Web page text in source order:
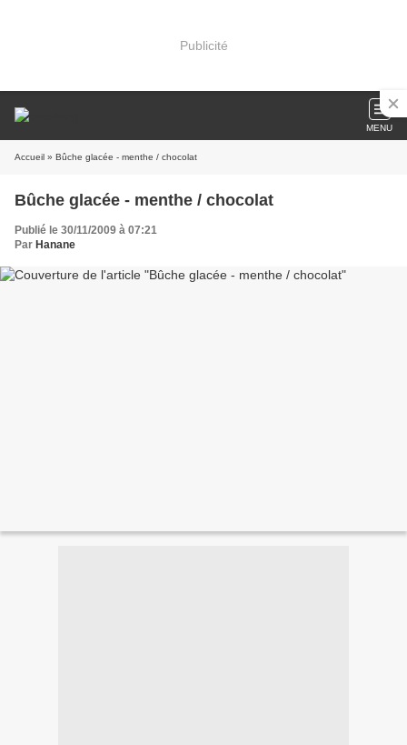
Publicité
MENU
Accueil » Bûche glacée - menthe / chocolat
Bûche glacée - menthe / chocolat
Publié le 30/11/2009 à 07:21
Par Hanane